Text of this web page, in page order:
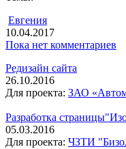
Евгения
10.04.2017
Пока нет комментариев
Редизайн сайта
26.10.2016
Для проекта: ЗАО
Разработка
05.03.2016
Для проекта: ЧЗТИ